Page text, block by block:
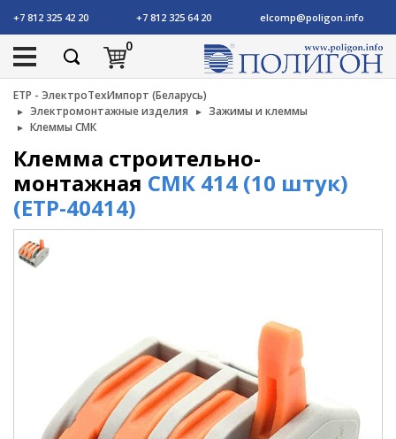
+7 812 325 42 20 +7 812 325 64 20 elcomp@poligon.info
0
ETP - ЭлектроТехИмпорт (Беларусь)
Электромонтажные изделия
Зажимы и клеммы
Клеммы СМК
Клемма строительно-
монтажная СМК 414 (10 штук)
(ETP-40414)